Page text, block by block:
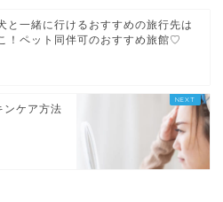
と一緒に行けるおすすめの旅行先は
！ペット同伴可のおすすめ旅館♡
ンケア方法